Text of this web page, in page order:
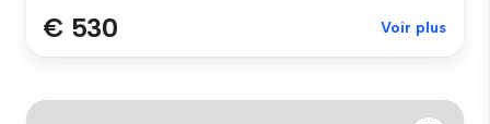
€ 530 Voir plus